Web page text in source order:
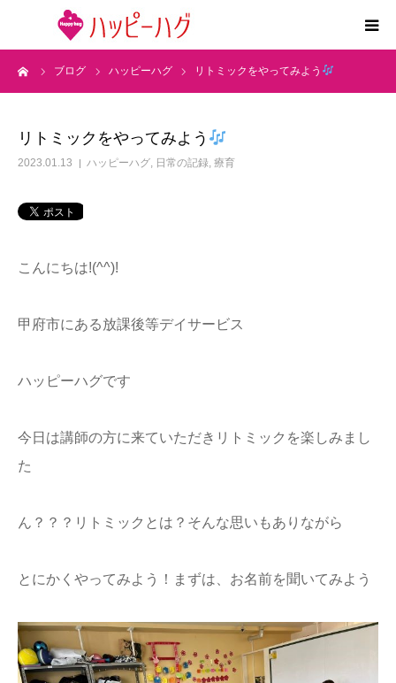
ブログ ハッピーハグ リトミックをやってみよう
リトミックをやってみよう
2023.01.13 ハッピーハグ, 日常の記録, 療育
こんにちは!(^^)!
甲府市にある放課後等デイサービス
ハッピーハグです
今日は講師の方に来ていただきリトミックを楽しみまし
た
ん？？？リトミックとは？そんな思いもありながら
とにかくやってみよう！まずは、お名前を聞いてみよう
2つの特徴
求人情報
運営会社